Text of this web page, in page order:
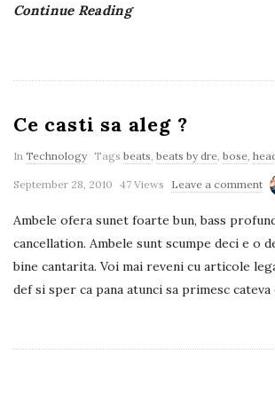
Continue Reading
Ce casti sa aleg ?
In Technology Tags beats beats by dre bose
September 28, 2010 47 Views Leave a comment
Ambele ofera sunet foarte bun, bass
cancellation. Ambele sunt scumpe deci e o
bine cantarita. Voi mai reveni cu articole
def si sper ca pana atunci sa primesc cateva